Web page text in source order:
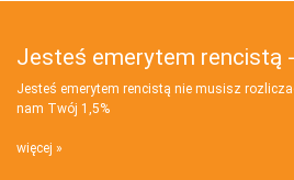
Jesteś emerytem rencistą -
Jesteś emerytem rencistą nie musisz
nam Twój 1,5%
więcej